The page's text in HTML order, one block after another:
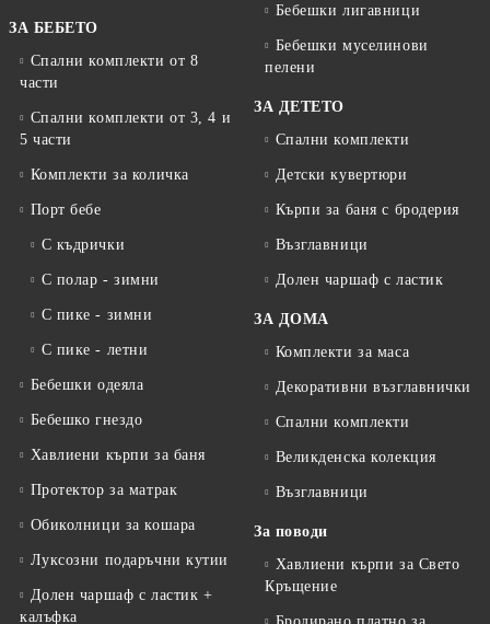
ЗА БЕБЕТО
Спални комплекти от 8
части
Спални комплекти от 3, 4 и
5 части
Комплекти за количка
Порт бебе
С къдрички
С полар - зимни
С пике - зимни
С пике - летни
Бебешки одеяла
Бебешко гнездо
Хавлиени кърпи за баня
Протектор за матрак
Обиколници за кошара
Луксозни подаръчни кутии
Долен чаршаф с ластик +
калъфка
Бебешки лигавници
Бебешки муселинови
пелени
ЗА ДЕТЕТО
Спални комплекти
Детски кувертюри
Кърпи за баня с бродерия
Възглавници
Долен чаршаф с ластик
ЗА ДОМА
Комплекти за маса
Декоративни възглавнички
Спални комплекти
Великденска колекция
Възглавници
За поводи
Хавлиени кърпи за Свето
Кръщение